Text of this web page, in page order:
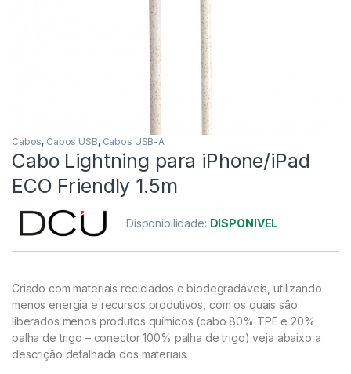
Cabos, Cabos USB, Cabos USB-A
Cabo Lightning para iPhone/iPad
ECO Friendly 1.5m
Disponibilidade: DISPONIVEL
Criado com materiais reciclados e biodegradáveis, utilizando
menos energia e recursos produtivos, com os quais são
liberados menos produtos químicos (cabo 80% TPE e 20%
palha de trigo – conector 100% palha de trigo) veja abaixo a
descrição detalhada dos materiais.